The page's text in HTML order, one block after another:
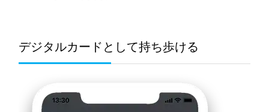
デジタルカードとして持ち歩ける